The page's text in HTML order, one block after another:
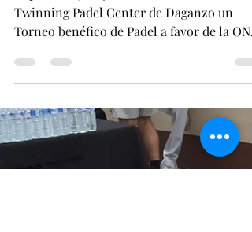
JLM
26 sept 2018
1 min de lectura
Paella Gigante Benéfica con